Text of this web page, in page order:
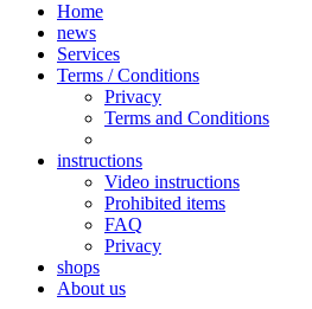
Home
news
Services
Terms / Conditions
Privacy
Terms and Conditions
instructions
Video instructions
Prohibited items
FAQ
Privacy
shops
About us